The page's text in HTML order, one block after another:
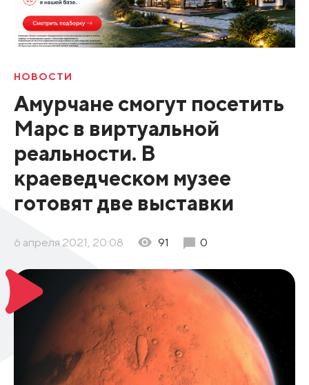
НОВОСТИ
Амурчане смогут посетить
Марс в виртуальной
реальности. В
краеведческом музее
готовят две выставки
6 апреля 2021, 20:08 91 0